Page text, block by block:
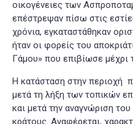
οικογένειες των
επέστρεψαν πίσω στις
χρόνια, εγκαταστάθηκαν
ήταν οι φορείς του
Γάμου» που επιβίωσε μέχρι
Η κατάσταση στην περιοχή
μετά τη λήξη των τοπικών
και μετά την αναγνώριση
κράτους. Αναφέρεται,